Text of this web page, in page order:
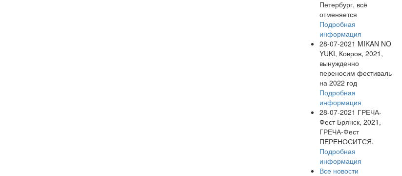
Петербург, всё
отменяется
Подробная
информация
28-07-2021 MIKAN NO
YUKI, Ковров, 2021,
вынужденно
переносим фестиваль
на 2022 год
Подробная
информация
28-07-2021 ГРЕЧА-
Фест Брянск, 2021,
ГРЕЧА-Фест
ПЕРЕНОСИТСЯ.
Подробная
информация
Все новости